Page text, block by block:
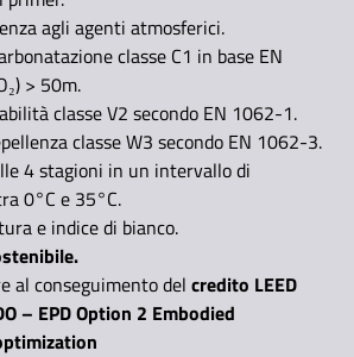
agli agenti atmosferici.
classe C1 in base EN
> 50m.
classe V2 secondo EN 1062-1.
classe W3 secondo EN 1062-3.
4 stagioni in un intervallo di
0°C e 35°C.
e indice di bianco.
al conseguimento del credito LEED
– EPD Option 2 Embodied